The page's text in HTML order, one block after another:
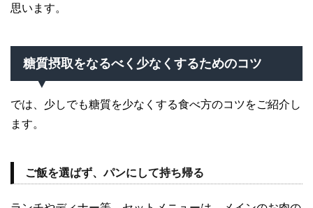
思います。
糖質摂取をなるべく少なくするためのコツ
では、少しでも糖質を少なくする食べ方のコツをご紹介し
ます。
ご飯を選ばず、パンにして持ち帰る